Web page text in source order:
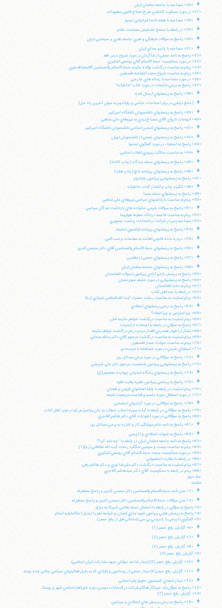
+
«26» مصاحبه با جامعه معلمان ايران
«27» در مورد مسكوت گذاشتن طرح اصلاح قانون مطبوعات
+ «28» مصاحبه با هفته نامه اسپانيايي تيمپو
+ «29» در رابطه با مجمع تشخيص مصلحت نظام
+ «30» پاسخ به سؤالات فرهنگي و هنري جامعه هنري و سينمايي ايران
+
«31» مصاحبه با راديو صداي ايران
«32» پاسخ به نامه جمعي از شاگردان در مورد شروع درس فقه
«33» در مورد محكوميت حجة الاسلام آقاي يوسفي اشكوري
«34» پيام به مناسبت درگذشت والده مكرمه حجة الاسلام والمسلمين آقايعبدالله نوري
«35» پيام به مناسبت شروع مجدد انتفاضه فلسطين
«36» در مورد مصاحبه با رسانه هاي خارجي
«37» پاسخ به برخي شايعات در مورد كتاب "خاطرات"
+ «38» پاسخ به پرسشهاي ارسال شده
+ [ مانع تراشي در برابر اصلاحات خاتمي و رفراندوم به عنوان آخرين راه حل]
+
«39» پاسخ به پرسشهاي دانشجويان دانشگاه اميركبير
«40» اتهامات نارواي آقاي مصباح يزدي به نيروهاي ملي مذهبي
+ «41» پاسخ به پرسشهاي انجمن اسلامي دانشجويان دانشگاه اميركبير
+
«42» پاسخ به پرسشهاي جمعي از دانشجويان تهران
«43» پاسخ به استفتاء در مورد گفتگوي تمدنها
+ «44» به مناسبت سالگرد پيروزي انقلاب اسلامي
+ «45» پاسخ به پرسشهاي مجله ديدگاه (چاپ كانادا)
+
«46» پاسخ به پرسشهاي روزنامه داچ (چاپ هلند)
«47» پاسخ به پرسشهايي پيرامون رفراندوم
+
«48» انگيزه چاپ و انتشار كتاب خاطرات
«49» پاسخ به پرسشهاي مجله سيما
«50» پيام به مناسبت بازداشتهاي سياسي نيروهاي ملي مذهبي
+
«51» پاسخ به سؤالات شرعي خانواده هاي بازداشت شدگان سياسي
«52» پپام به مناسبت فاجعه دردناك سقوط هواپيما
«53» مصاحبه پس از شركت در انتخابات رياست جمهوري
+ «54» پاسخ به پرسشهاي روزنامه فرانسوي امانيته
+ «55» درباره ماده قانوني اهانت به مقدسات و سب النبي
+ «56» پاسخ به پرسشهاي حجة الاسلام والمسلمين آقاي دكتر محسن كديور
+ «57» پاسخ به پرسشهاي جمعي از مقلدين
+
«58» پاسخ به پرسشهاي جامعه معلمان ايران
«59» پاسخ به پرسش راديو آزادي پيرامون تحولات افغانستان
«60» پاسخ به پرسشهايي در مورد خليفه سوم عثمان
«61» پيام به ملت افغانستان
«62» در رابطه با ديه اهل كتاب
«63» پيام تسليت به مناسبت رحلت حضرت آيت الله العظمي شيرازي (ره)
+
«64» پاسخ به برخي پرسشهاي اعتقادي
«65» چرا اعتراض و چرا انتقاد؟
«66» پيام تسليت به مناسبت درگذشت خواهر مكرمه شان
«67» پاسخ به سؤالي در رابطه با استفاده از اينترنت
«68» تشكر از اظهار همدردي اقشار مردم در غم درگذشت خواهر مكرمه
«69» پيام تسليت به مناسبت درگذشت مرحوم آقاي دكتر يدالله سحابي
«70» پيام به مناسبت حوادث غمبار فلسطين
«71» استفتاي شرعي در مورد مصافحه با غيرمحارم
+
«72» پاسخ به سؤالاتي در مورد برخي مسائل روز
«73» پاسخ به پرسشهايي پيرامون شخصيت مرحوم دكتر علي شريعتي
+ «74» پاسخ به پرسشهاي پايگاه اينترنتي چهارده معصوم (ع)
+
«75» پاسخ به پرسشي پيرامون نظريه ولايت فقيه
«76» پيام تسليت در رابطه با زلزله استانهاي قزوين و همدان
«77» در مورد استقلال حوزه علميه و قداست مرجعيت شيعه
+
«78» پاسخ به سؤالاتي در مورد آزاديهاي اجتماعي
«79» پاسخ به سؤالاتي در رابطه با آيات سوره احزاب خطاب به زنان پيامبر(ص)و در مورد اهل كتاب
«80» پاسخ به سؤالاتي در مورد اظهارات آقاي دكتر هاشم آقاجري
+ «81» پاسخ به نامه خانم مهرانگيز كار و اشاره به برخي مسائل روز
+
«82» پاسخ به شبهات اعتقادي و تاريخي
«83» پاسخ به نامه جامعه معلمان ايران در رابطه با: "چه بايد كرد؟"
«84» پيام به مناسبت بيست و سومين سالگرد رحلت آيت الله طالقاني (ره)(1)
«85» در مورد محكوميت مجدد حجة الاسلام آقاي يوسفي اشكوري
«86» در رابطه با نظارت استصوابي
«87» پيام تسليت به مناسبت درگذشت دكتر عليرضا نوري و دكتر هاشم زهي
«88» پيام در رابطه با محكوميت آقاي دكتر سيدهاشم آقاجري
جلد دوم
مقدمه:
+ «1» متن نامه حجة الاسلام والمسلمين دكتر محسن كديور و پاسخ معظم له
+
«2» متن سؤالات حجة الاسلام والمسلمين دكتر محسن كديور و پاسخ معظم له
«3» پاسخ به سؤالي در رابطه با احتمال حمله نظامي آمريكا به عراق
«4» پاسخ به پرسش هايي پيرامون شبيه سازي انسان، و شرايط لغو يا تبديل احكاماوليه اسلام
«5» گفتگوي تاريخي با راديو بي بي سي (ساعاتي قبل از رفع حصر)
+ «6» گزارش رفع حصر (1)
+ «7» گزارش رفع حصر (2)
+
«8» گزارش رفع حصر (3)
«9» گزارش رفع حصر (4)
+ «10» گزارش رفع حصر (5) (ديدار شاخه جوانان جبهه مشاركت ايران اسلامي)
+ «11» گزارش رفع حصر(6) ديدار جمعي از روحانيون و افرادي كه به دليل فعاليتهاي سياسي زنداني شده بودند.
+
«12» ديدار اعضاي كميسيون حقوق بشر اسلامي
«13» پاسخ به سؤال يك خبرنگار هنگام شركت در انتخابات دومين دوره شوراهاياسلامي شهر و روستا
«14» گزارش رفع حصر (7)
+
«15» پاسخ به برخي پرسش هاي اعتقادي و سياسي